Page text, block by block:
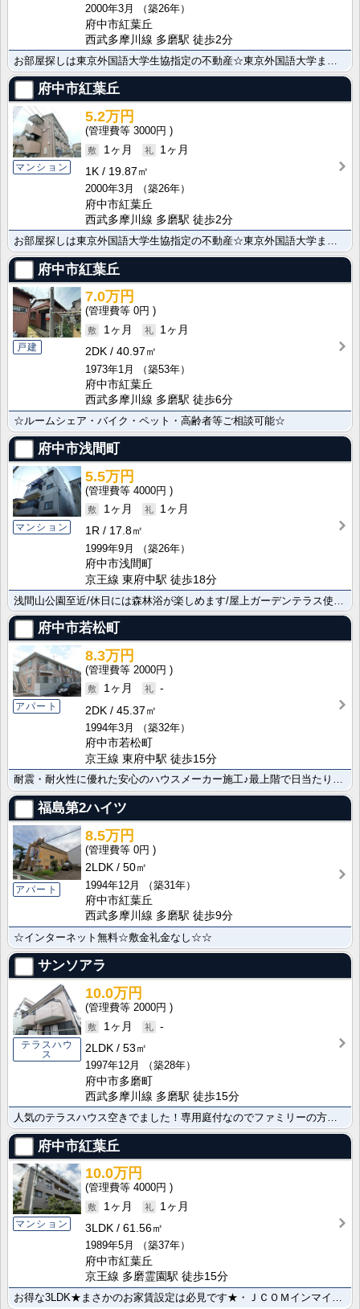
2000年3月
（築26年）
府中市紅葉丘
西武多摩川線 多磨駅 徒歩2分
府中市紅葉丘
マンション
5.2万円
3000円
1ヶ月
1ヶ月
1K
19.87㎡
2000年3月
（築26年）
府中市紅葉丘
西武多摩川線 多磨駅 徒歩2分
府中市紅葉丘
戸建
7.0万円
0円
1ヶ月
1ヶ月
2DK
40.97㎡
1973年1月
（築53年）
府中市紅葉丘
西武多摩川線 多磨駅 徒歩6分
☆ルームシェア・バイク・ペット・高齢者等ご相談可能☆
府中市浅間町
マンション
5.5万円
4000円
1ヶ月
1ヶ月
1R
17.8㎡
1999年9月
（築26年）
府中市浅間町
京王線 東府中駅 徒歩18分
府中市若松町
アパート
8.3万円
2000円
1ヶ月
-
2DK
45.37㎡
1994年3月
（築32年）
府中市若松町
京王線 東府中駅 徒歩15分
耐震・耐火性に優れた安心のハウスメーカー施工♪最上階で日当たり風通し良好です♪独立洗面台♪駐車場あり･･･
福島第2ハイツ
アパート
8.5万円
0円
2LDK
50㎡
1994年12月
（築31年）
府中市紅葉丘
西武多摩川線 多磨駅 徒歩9分
☆インターネット無料☆敷金礼金なし☆☆
サンソアラ
テラスハウ
ス
10.0万円
2000円
1ヶ月
-
2LDK
53㎡
1997年12月
（築28年）
府中市多磨町
西武多摩川線 多磨駅 徒歩15分
府中市紅葉丘
マンション
10.0万円
4000円
1ヶ月
1ヶ月
3LDK
61.56㎡
1989年5月
（築37年）
府中市紅葉丘
京王線 多磨霊園駅 徒歩15分